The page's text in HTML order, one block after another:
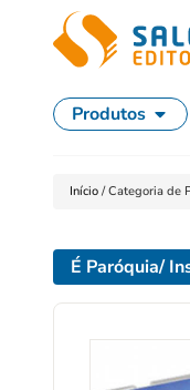
Produtos
Início /Categoria de
É Paróquia/